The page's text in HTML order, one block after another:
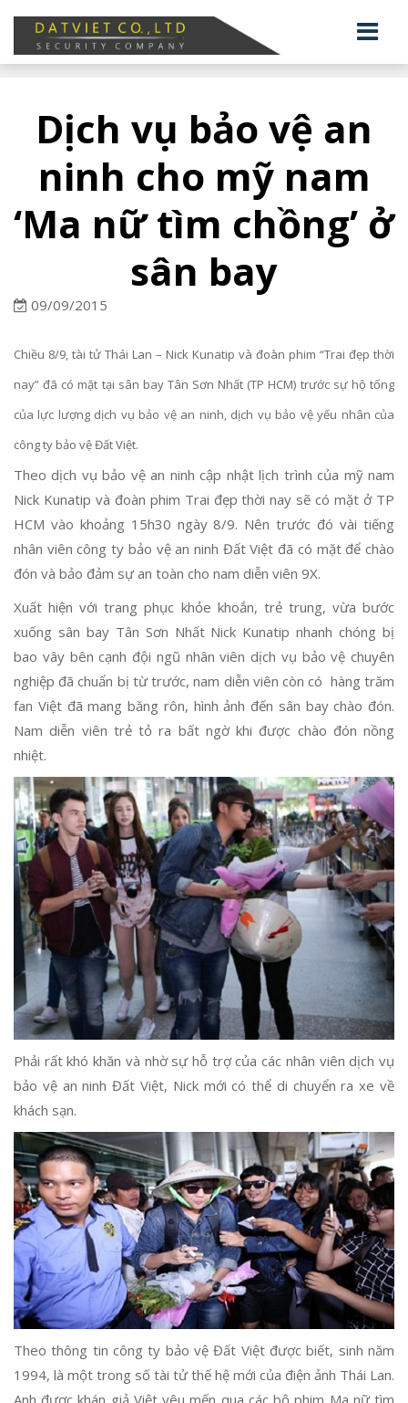
Dịch vụ bảo vệ an
ninh cho mỹ nam
‘Ma nữ tìm chồng’ ở
sân bay
09/09/2015
Chiều 8/9, tài tử Thái Lan – Nick Kunatip và đoàn phim “Trai đẹp thời
nay” đã có mặt tại sân bay Tân Sơn Nhất (TP HCM) trước sự hộ tống
của lực lượng dịch vụ bảo vệ an ninh, dịch vụ bảo vệ yếu nhân của
công ty bảo vệ Đất Việt.
Theo dịch vụ bảo vệ an ninh cập nhật lịch trình của mỹ nam
Nick Kunatip và đoàn phim Trai đẹp thời nay sẽ có mặt ở TP
HCM vào khoảng 15h30 ngày 8/9. Nên trước đó vài tiếng
nhân viên công ty bảo vệ an ninh Đất Việt đã có mặt để chào
đón và bảo đảm sự an toàn cho nam diễn viên 9X.
Xuất hiện với trang phục khỏe khoắn, trẻ trung, vừa bước
xuống sân bay Tân Sơn Nhất Nick Kunatip nhanh chóng bị
bao vây bên cạnh đội ngũ nhân viên dịch vụ bảo vệ chuyên
nghiệp đã chuẩn bị từ trước, nam diễn viên còn có hàng trăm
fan Việt đã mang băng rôn, hình ảnh đến sân bay chào đón.
Nam diễn viên trẻ tỏ ra bất ngờ khi được chào đón nồng
nhiệt.
Phải rất khó khăn và nhờ sự hỗ trợ của các nhân viên dịch vụ
bảo vệ an ninh Đất Việt, Nick mới có thể di chuyển ra xe về
khách sạn.
Theo thông tin công ty bảo vệ Đất Việt được biết, sinh năm
1994, là một trong số tài tử thế hệ mới của điện ảnh Thái Lan.